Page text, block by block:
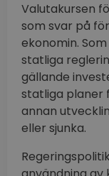
Valutakursen
som svar på
ekonomin.
statliga
gällande
statliga planer
annan
eller sjunka.